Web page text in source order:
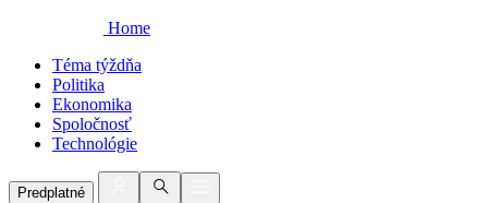
Home
Téma týždňa
Politika
Ekonomika
Spoločnosť
Technológie
Predplatné